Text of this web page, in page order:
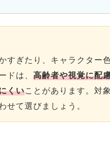
すぎたり、キャラクター
ドは、 高齢者や視覚に配
くいことがあります。対
せて選びましょう。